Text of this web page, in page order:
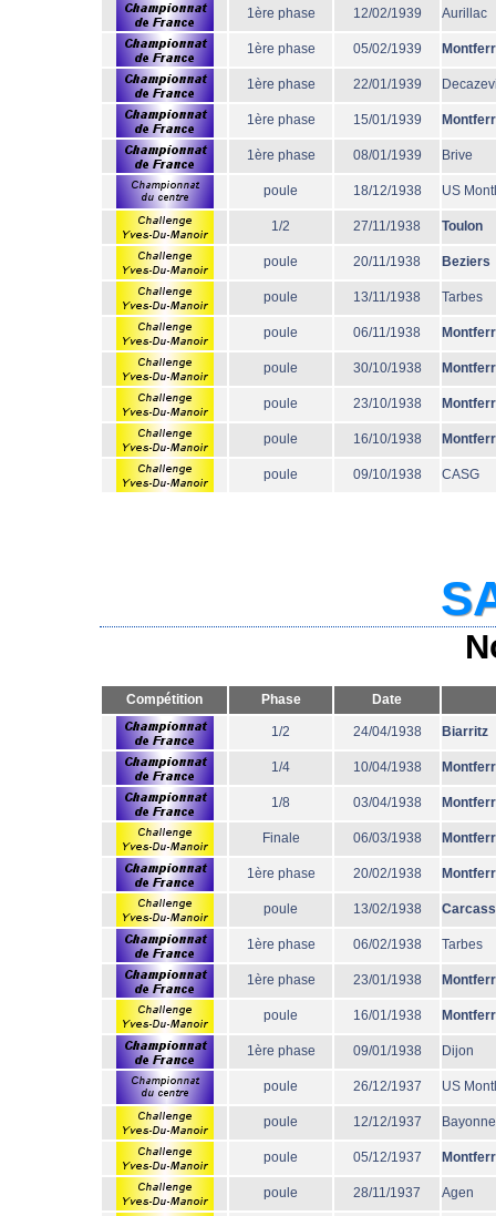
1ère phase 12/02/1939 Aurillac
1ère phase 05/02/1939
1ère phase 22/01/1939
1ère phase 15/01/1939
1ère phase 08/01/1939 Brive
poule 18/12/1938 US
1/2 27/11/1938 Toulon
poule 20/11/1938 Beziers
poule 13/11/1938 Tarbes
poule 06/11/1938
poule 30/10/1938
poule 23/10/1938
poule 16/10/1938
poule 09/10/1938 CASG
Compétition Phase Date
1/2 24/04/1938 Biarritz
1/4 10/04/1938
1/8 03/04/1938
Finale 06/03/1938
1ère phase 20/02/1938
poule 13/02/1938
1ère phase 06/02/1938 Tarbes
1ère phase 23/01/1938
poule 16/01/1938
1ère phase 09/01/1938 Dijon
poule 26/12/1937 US
poule 12/12/1937 Bayonne
poule 05/12/1937
poule 28/11/1937 Agen